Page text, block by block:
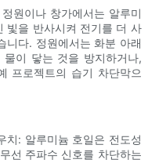
원이나 창가에서는 알루미
빛을 반사시켜 전기를 더 사
니다. 정원에서는 화분 아래
이 닿는 것을 방지하거나,
프로젝트의 습기 차단막으
치: 알루미늄 호일은 전도성
선 주파수 신호를 차단하는